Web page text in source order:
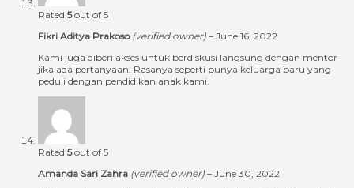
Rated 5out of 5
Fikri Aditya Prakoso (verified owner) – June 16, 2022
Kami juga diberi akses untuk berdiskusi langsung dengan mentor
jika ada pertanyaan. Rasanya seperti punya keluarga baru yang
peduli dengan pendidikan anak kami.
Rated 5out of 5
Amanda Sari Zahra (verified owner) – June 30, 2022